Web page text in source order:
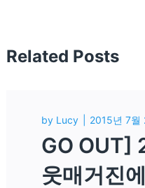
Related Posts
by Lucy 2015년 7월
GO OUT]
웃매거진